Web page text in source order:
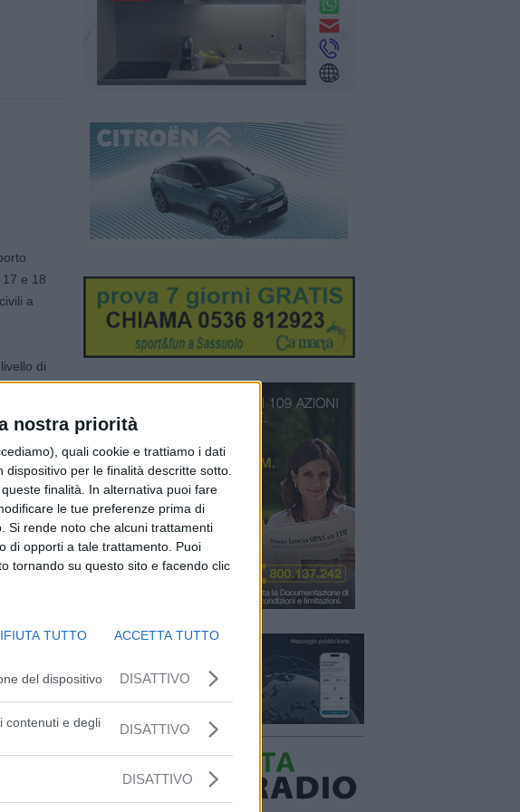
nostra priorità
quali cookie e trattiamo i dati
per le finalità descritte sotto.
finalità. In alternativa puoi fare
le tue preferenze prima di
Si rende noto che alcuni trattamenti
di opporti a tale trattamento. Puoi
tornando su questo sito e facendo clic
TUTTO ACCETTA TUTTO
del dispositivo DISATTIVO
contenuti e degli
DISATTIVO
DISATTIVO
e 18
a
di
nel
in
in
nel
n.
il